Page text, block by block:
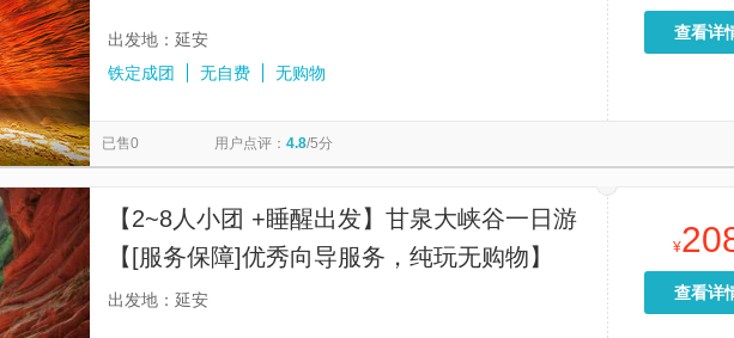
出发地：延安
铁定成团
无自费 无购物
查看详
已售0 用户点评： 4.8/5分
【2~8人小团 +睡醒出发】甘泉大峡谷一日游
【[服务保障]优秀向导服务，纯玩无购物】
出发地：延安
¥
查看详